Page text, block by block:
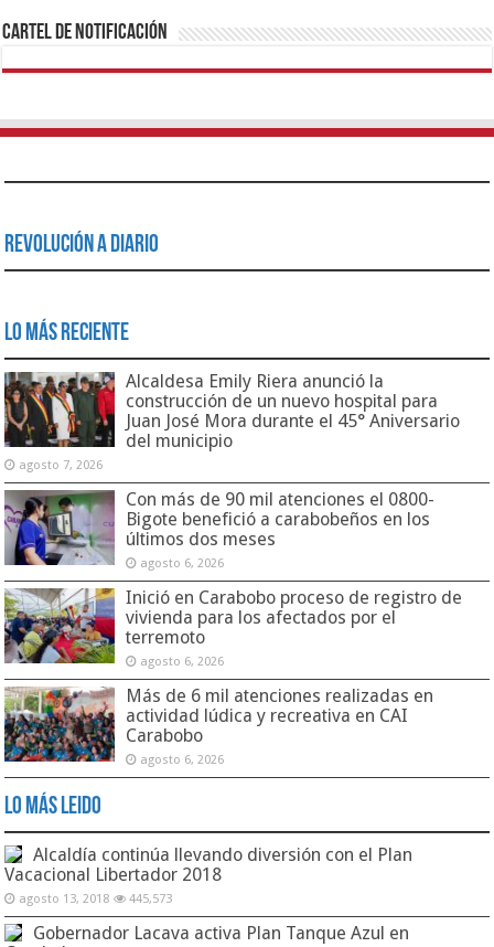
Cartel de Notificación
Revolución a Diario
Lo Más Reciente
Alcaldesa Emily Riera anunció la
construcción de un nuevo hospital para
Juan José Mora durante el 45° Aniversario
del municipio
agosto 7, 2026
Con más de 90 mil atenciones el 0800-
Bigote benefició a carabobeños en los
últimos dos meses
agosto 6, 2026
Inició en Carabobo proceso de registro de
vivienda para los afectados por el
terremoto
agosto 6, 2026
Más de 6 mil atenciones realizadas en
actividad lúdica y recreativa en CAI
Carabobo
agosto 6, 2026
Lo Más Leido
Alcaldía continúa llevando diversión con el Plan
Vacacional Libertador 2018
agosto 13, 2018 445,573
Gobernador Lacava activa Plan Tanque Azul en